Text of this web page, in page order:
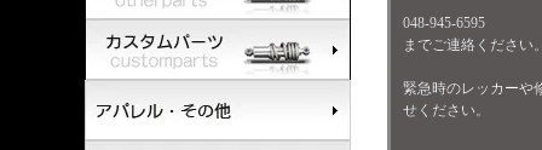
048-945-6595
までご連絡ください
緊急時のレッカーや
せください。